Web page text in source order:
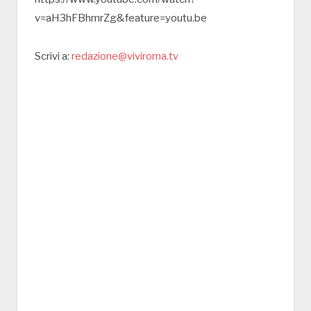
v=aH3hFBhmrZg&feature=youtu.be
Scrivi a: redazione@viviroma.tv